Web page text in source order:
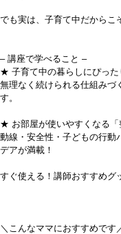
でも実は、子育て中だからこ
– 講座で学べること –
★ 子育て中の暮らしにぴった
無理なく続けられる仕組みづ
す。
★ お部屋が使いやすくなる「
動線・安全性・子どもの行動
デアが満載！
すぐ使える！講師おすすめグ
＼こんなママにおすすめです